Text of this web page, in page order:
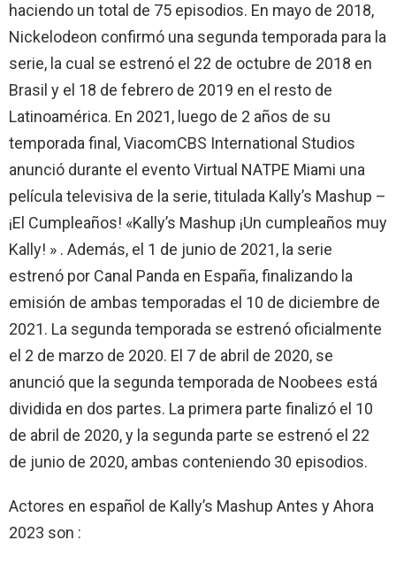
haciendo un total de 75 episodios. En mayo de 2018,
Nickelodeon confirmó una segunda temporada para la
serie,​ la cual se estrenó el 22 de octubre de 2018 en
Brasil y el 18 de febrero de 2019 en el resto de
Latinoamérica. En 2021, luego de 2 años de su
temporada final, ViacomCBS International Studios
anunció durante el evento Virtual NATPE Miami una
película televisiva de la serie, titulada Kally’s Mashup –
¡El Cumpleaños! «Kally’s Mashup ¡Un cumpleaños muy
Kally! » . Además, el 1 de junio de 2021, la serie
estrenó por Canal Panda en España, finalizando la
emisión de ambas temporadas el 10 de diciembre de
2021. La segunda temporada se estrenó oficialmente
el 2 de marzo de 2020. El 7 de abril de 2020, se
anunció que la segunda temporada de Noobees está
dividida en dos partes. La primera parte finalizó el 10
de abril de 2020, y la segunda parte se estrenó el 22
de junio de 2020, ambas conteniendo 30 episodios.
Actores en español de Kally’s Mashup Antes y Ahora
2023 son :